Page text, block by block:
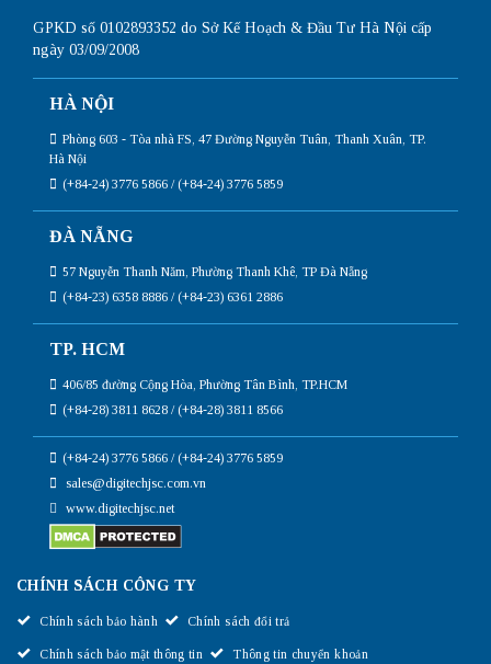
GPKD số 0102893352 do Sở Kế Hoạch & Đầu Tư Hà Nội cấp
ngày 03/09/2008
HÀ NỘI
Phòng 603 - Tòa nhà FS, 47 Đường Nguyễn Tuân, Thanh Xuân, TP.
Hà Nội
(+84-24) 3776 5866 / (+84-24) 3776 5859
ĐÀ NẴNG
57 Nguyễn Thanh Năm, Phường Thanh Khê, TP Đà Nẵng
(+84-23) 6358 8886 / (+84-23) 6361 2886
TP. HCM
406/85 đường Cộng Hòa, Phường Tân Bình, TP.HCM
(+84-28) 3811 8628 / (+84-28) 3811 8566
(+84-24) 3776 5866 / (+84-24) 3776 5859
sales@digitechjsc.com.vn
www.digitechjsc.net
CHÍNH SÁCH CÔNG TY
Chính sách bảo hành Chính sách đổi trả
Chính sách bảo mật thông tin Thông tin chuyển khoản